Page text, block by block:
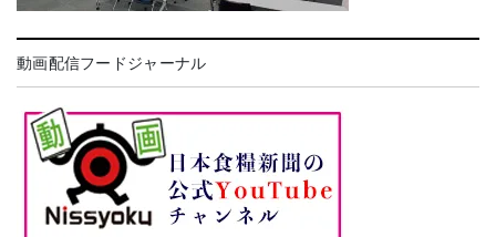
動画配信フードジャーナル